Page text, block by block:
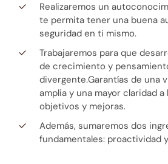
Realizaremos un
te permita tener una buena
seguridad en ti mismo.
Trabajaremos para que
de crecimiento y
divergente.Garantías de una
amplia y una mayor claridad
objetivos y mejoras.
Además, sumaremos dos
fundamentales: proactividad